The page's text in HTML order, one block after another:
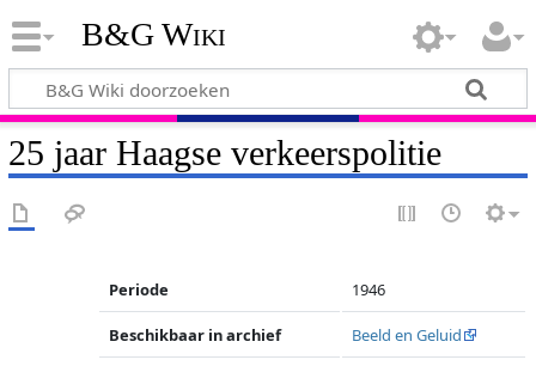
B&G Wiki
25 jaar Haagse verkeerspolitie
Periode 1946
Beschikbaar in archief Beeld en Geluid